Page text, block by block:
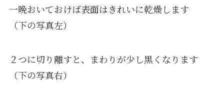
一晩おいておけば表面はきれいに乾燥します
（下の写真左）
２つに切り離すと、まわりが少し黒くなります
（下の写真右）